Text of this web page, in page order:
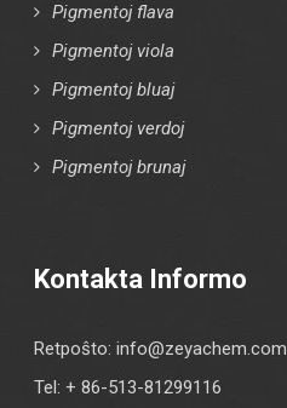
Pigmentoj flava
Pigmentoj viola
Pigmentoj bluaj
Pigmentoj verdoj
Pigmentoj brunaj
Kontakta Informo
Retpoŝto:info@zeyachem.com
Tel: + 86-513-81299116